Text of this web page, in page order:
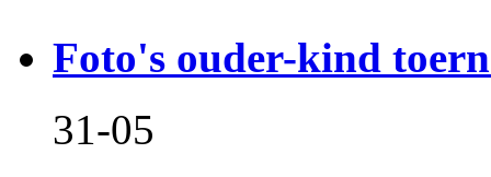
Foto's ouder-kind
31-05